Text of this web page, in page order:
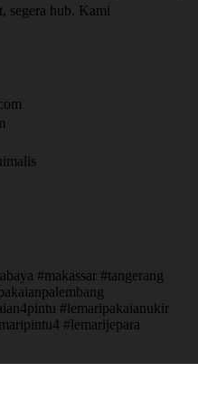
segera hub. Kami
#makassar #tangerang
#lemaripakaianukir
#lemarijepara